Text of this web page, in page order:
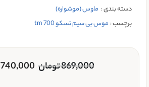
دسته بندی : ماوس (موشواره)
برچسب : موس بی سیم تسکو tm 700
869,000تومان 740,000